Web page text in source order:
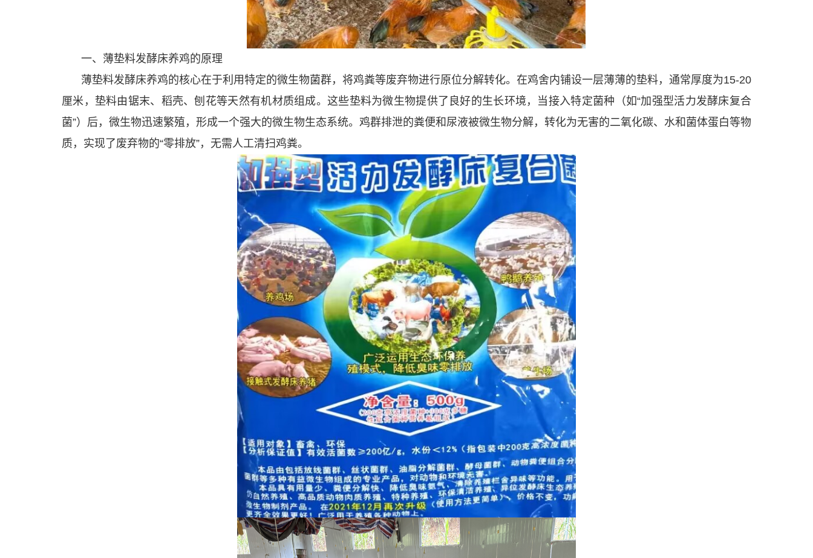
一、薄垫料发酵床养鸡的原理
薄垫料发酵床养鸡的核心在于利用特定的微生物菌群，将鸡粪等废弃物进行原位分解转化。在鸡舍内铺设一层薄薄的垫料，通常厚度为15-20
厘米，垫料由锯末、稻壳、刨花等天然有机材质组成。这些垫料为微生物提供了良好的生长环境，当接入特定菌种（如“加强型活力发酵床复合
菌”）后，微生物迅速繁殖，形成一个强大的微生物生态系统。鸡群排泄的粪便和尿液被微生物分解，转化为无害的二氧化碳、水和菌体蛋白等物
质，实现了废弃物的“零排放”，无需人工清扫鸡粪。